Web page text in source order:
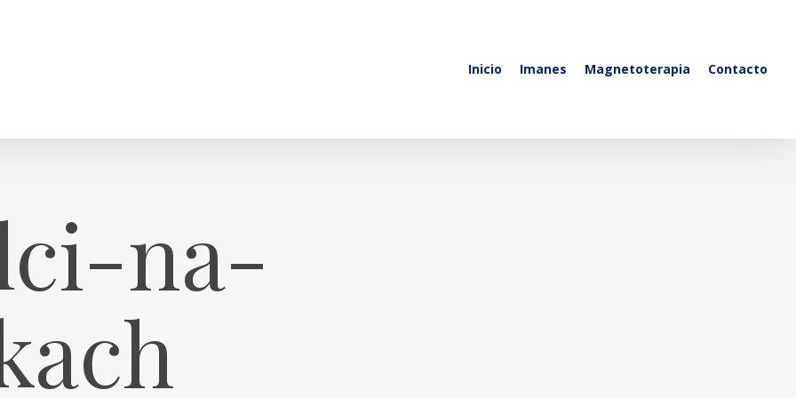
Inicio Imanes Magnetoterapia Contacto
na-